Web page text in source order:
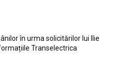
în urma solicitărilor lui Ilie
Transelectrica